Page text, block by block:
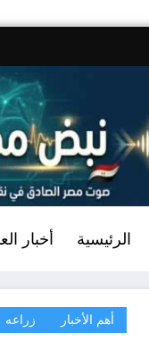
الرئيسية أخبار
أهم الأخبار زراعه